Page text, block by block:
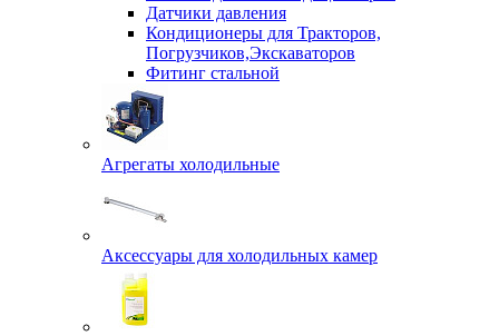
Датчики давления
Кондиционеры для Тракторов,
Погрузчиков,Экскаваторов
Фитинг стальной
Агрегаты холодильные
Аксессуары для холодильных камер